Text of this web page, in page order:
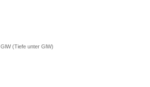
(Tiefe unter GlW)